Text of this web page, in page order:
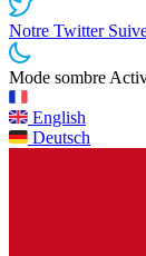
Notre Twitter
Mode sombre
English
Deutsch